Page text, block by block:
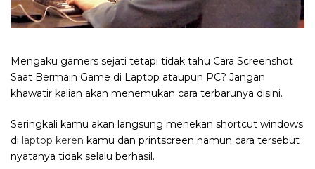
Mengaku gamers sejati tetapi tidak tahu Cara Screenshot
Saat Bermain Game di Laptop ataupun PC? Jangan
khawatir kalian akan menemukan cara terbarunya disini.
Seringkali kamu akan langsung menekan shortcut windows
di laptop keren kamu dan printscreen namun cara tersebut
nyatanya tidak selalu berhasil.